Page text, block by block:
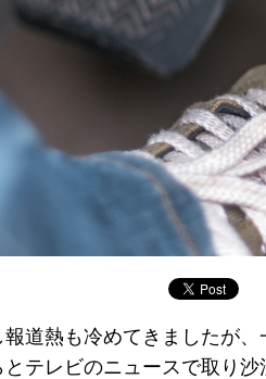
道熱も冷めてきましたが
テレビのニュースで取り